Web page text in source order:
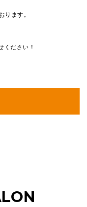
ります。
ださい！